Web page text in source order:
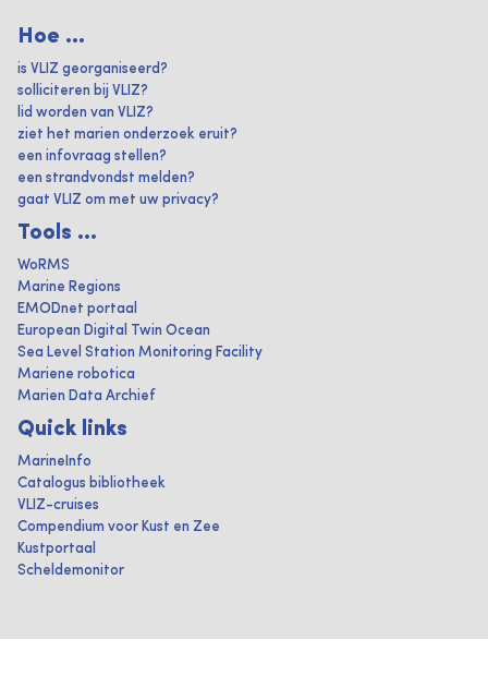
Hoe ...
is VLIZ georganiseerd?
solliciteren bij VLIZ?
lid worden van VLIZ?
ziet het marien onderzoek eruit?
een infovraag stellen?
een strandvondst melden?
gaat VLIZ om met uw privacy?
Tools ...
WoRMS
Marine Regions
EMODnet portaal
European Digital Twin Ocean
Sea Level Station Monitoring Facility
Mariene robotica
Marien Data Archief
Quick links
MarineInfo
Catalogus bibliotheek
VLIZ-cruises
Compendium voor Kust en Zee
Kustportaal
Scheldemonitor